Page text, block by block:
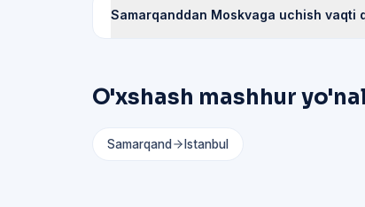
Samarqanddan Moskvaga uchish vaqti
O'xshash mashhur
Samarqand Istanbul